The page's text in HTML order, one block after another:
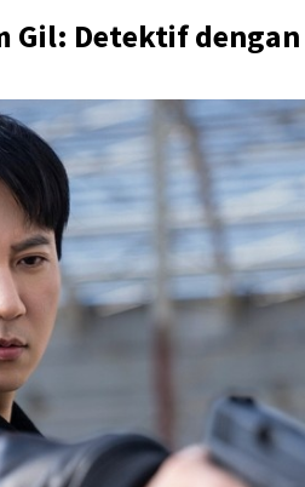
Gil: Detektif